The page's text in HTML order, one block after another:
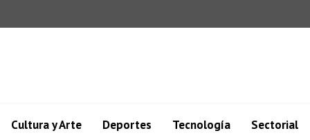
Cultura y Arte Deportes Tecnología Sectorial